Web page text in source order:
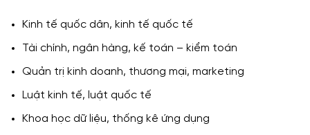
Kinh tế quốc dân, kinh tế quốc tế
Tài chính, ngân hàng, kế toán – kiểm toán
Quản trị kinh doanh, thương mại, marketing
Luật kinh tế, luật quốc tế
Khoa học dữ liệu, thống kê ứng dụng